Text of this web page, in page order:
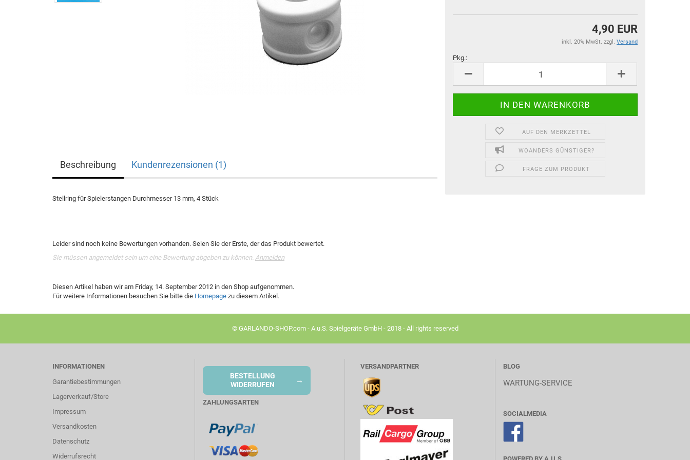
4,90 EUR
inkl. 20% MwSt. zzgl. Versand
Pkg.:
Pkg.
AUF DEN MERKZETTEL
WOANDERS GÜNSTIGER?
FRAGE ZUM PRODUKT
Beschreibung Kundenrezensionen (1)
Stellring für Spielerstangen Durchmesser 13 mm, 4 Stück
Leider sind noch keine Bewertungen vorhanden. Seien Sie der Erste, der das Produkt bewertet.
Sie müssen angemeldet sein um eine Bewertung abgeben zu können. Anmelden
Diesen Artikel haben wir am Friday, 14. September 2012 in den Shop aufgenommen.
Für weitere Informationen besuchen Sie bitte die Homepage zu diesem Artikel.
© GARLANDO-SHOP.com - A.u.S. Spielgeräte GmbH - 2018 - All rights reserved
INFORMATIONEN
Garantiebestimmungen
Lagerverkauf/Store
Impressum
Versandkosten
Datenschutz
Widerrufsrecht
BESTELLUNG
WIDERRUFEN
→
ZAHLUNGSARTEN
VERSANDPARTNER BLOG
WARTUNG-SERVICE
SOCIALMEDIA